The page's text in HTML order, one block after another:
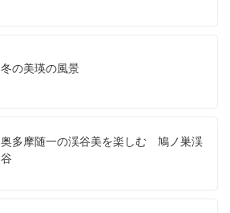
冬の美瑛の風景
奥多摩随一の渓谷美を楽しむ 鳩ノ巣渓
谷